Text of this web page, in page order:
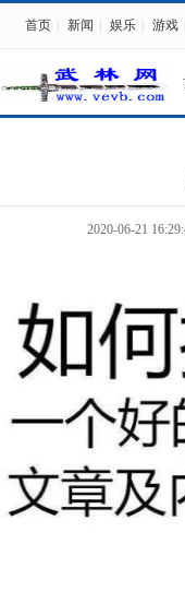
首页 新闻 娱乐 游戏
2020-06-21